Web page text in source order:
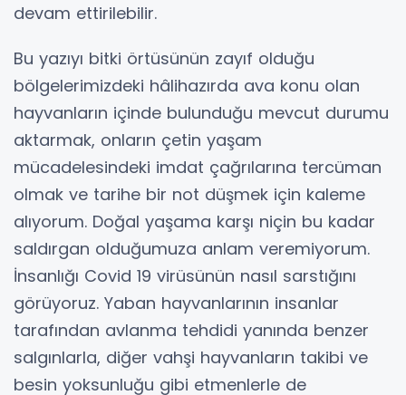
devam ettirilebilir.
Bu yazıyı bitki örtüsünün zayıf olduğu
bölgelerimizdeki hâlihazırda ava konu olan
hayvanların içinde bulunduğu mevcut durumu
aktarmak, onların çetin yaşam
mücadelesindeki imdat çağrılarına tercüman
olmak ve tarihe bir not düşmek için kaleme
alıyorum. Doğal yaşama karşı niçin bu kadar
saldırgan olduğumuza anlam veremiyorum.
İnsanlığı Covid 19 virüsünün nasıl sarstığını
görüyoruz. Yaban hayvanlarının insanlar
tarafından avlanma tehdidi yanında benzer
salgınlarla, diğer vahşi hayvanların takibi ve
besin yoksunluğu gibi etmenlerle de